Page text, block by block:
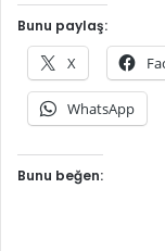
Bunu paylaş:
X
WhatsApp
Bunu beğen: